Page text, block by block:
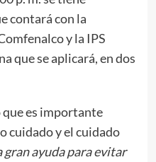
contará con la
y la IPS
que se aplicará, en dos
es importante
cuidado y el cuidado
gran ayuda para evitar